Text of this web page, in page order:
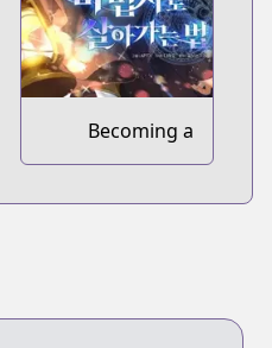
Becoming a
Magic School